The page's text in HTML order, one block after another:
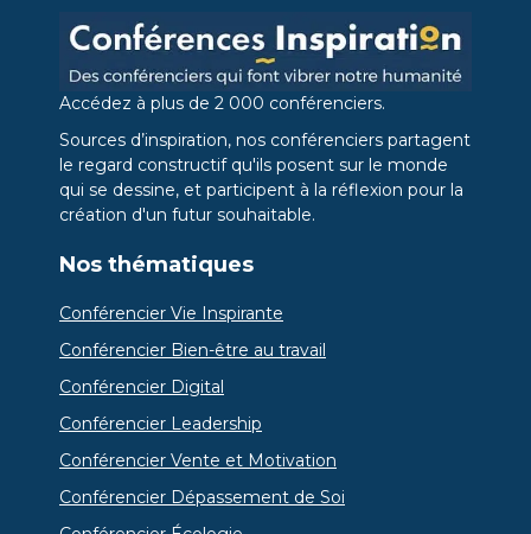
Accédez à plus de 2 000 conférenciers.
Sources d’inspiration, nos conférenciers partagent
le regard constructif qu'ils posent sur le monde
qui se dessine, et participent à la réflexion pour la
création d'un futur souhaitable.
Nos thématiques
Conférencier Vie Inspirante
Conférencier Bien-être au travail
Conférencier Digital
Conférencier Leadership
Conférencier Vente et Motivation
Conférencier Dépassement de Soi